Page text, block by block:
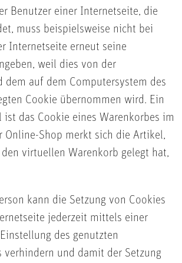
Benutzer einer Internetseite, die
muss beispielsweise nicht bei
Internetseite erneut seine
weil dies von der
dem auf dem Computersystem des
Cookie übernommen wird. Ein
ist das Cookie eines Warenkorbes im
Online-Shop merkt sich die Artikel,
virtuellen Warenkorb gelegt hat,
kann die Setzung von Cookies
jederzeit mittels einer
des genutzten
verhindern und damit der Setzung